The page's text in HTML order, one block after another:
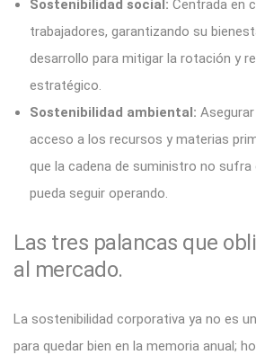
Sostenibilidad social: Centrada en
trabajadores, garantizando su
desarrollo para mitigar la rotación y
estratégico.
Sostenibilidad ambiental:
acceso a los recursos y materias
que la cadena de suministro no sufra
pueda seguir operando.
Las tres palancas que
al mercado.
La sostenibilidad corporativa ya no es
para quedar bien en la memoria anual;